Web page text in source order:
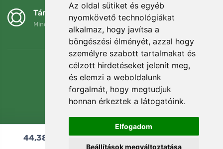
Az oldal sütiket és egyéb
nyomkövető technológiákat
alkalmaz, hogy javítsa a
böngészési élményét, azzal hogy
személyre szabott tartalmakat és
célzott hirdetéseket jelenít meg,
és elemzi a weboldalunk
forgalmát, hogy megtudjuk
honnan érkeztek a látogatóink.
Elfogadom
Beállítások megváltoztatása
Támogatjuk a Trees.org-ot
Minden megrendelésért ültetünk egy fát! Bővebben
44,38 Hozzáadás a kosárhoz